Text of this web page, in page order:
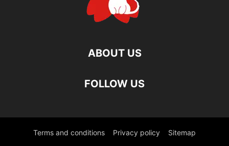
ABOUT US
FOLLOW US
Terms and conditions Privacy policy Sitemap